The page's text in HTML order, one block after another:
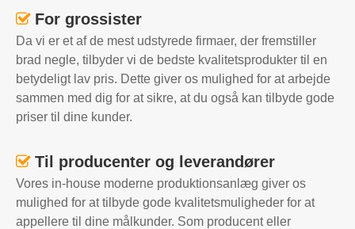
 For grossister
Da vi er et af de mest udstyrede firmaer, der fremstiller
brad negle, tilbyder vi de bedste kvalitetsprodukter til en
betydeligt lav pris. Dette giver os mulighed for at arbejde
sammen med dig for at sikre, at du også kan tilbyde gode
priser til dine kunder.
 Til producenter og leverandører
Vores in-house moderne produktionsanlæg giver os
mulighed for at tilbyde gode kvalitetsmuligheder for at
appellere til dine målkunder. Som producent eller